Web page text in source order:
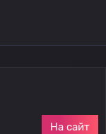
На сайт